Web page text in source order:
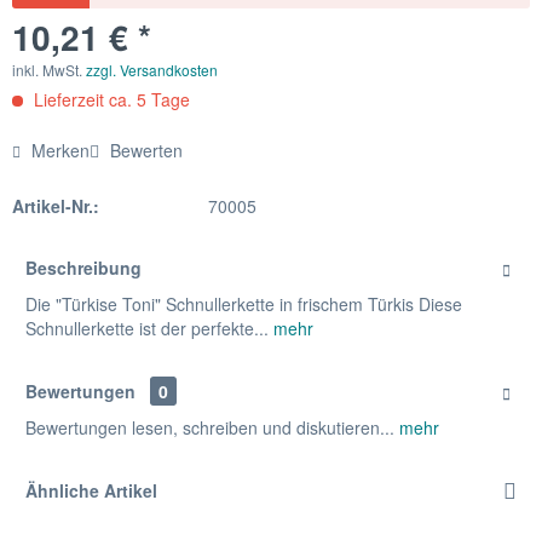
10,21 € *
inkl. MwSt. zzgl. Versandkosten
Lieferzeit ca. 5 Tage
Merken Bewerten
Artikel-Nr.: 70005
Beschreibung
Die "Türkise Toni" Schnullerkette in frischem Türkis Diese
Schnullerkette ist der perfekte... mehr
Bewertungen
0
Bewertungen lesen, schreiben und diskutieren... mehr
Ähnliche Artikel